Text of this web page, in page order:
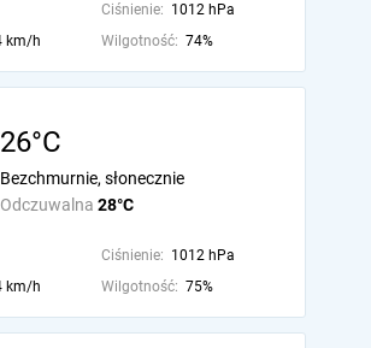
Ciśnienie: 1012 hPa
km/h Wilgotność: 74%
26°C
Odczuwalna 28°C
Bezchmurnie, słonecznie
Ciśnienie: 1012 hPa
km/h Wilgotność: 75%